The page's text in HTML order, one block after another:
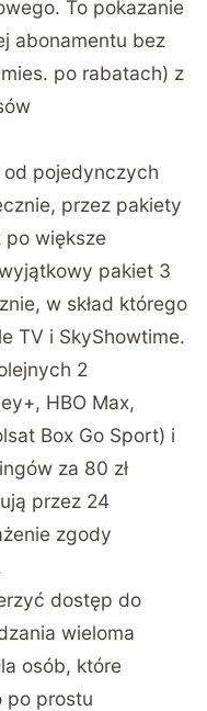
To pokazanie
abonamentu bez
po rabatach) z
od pojedynczych
przez pakiety
większe
pakiet 3
w skład którego
TV i SkyShowtime.
2
HBO Max,
Box Go Sport) i
za 80 zł
przez 24
zgody
dostęp do
wieloma
osób, które
po prostu